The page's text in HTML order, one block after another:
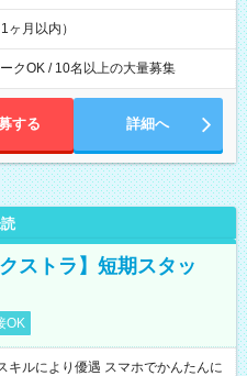
す。
月以内）
クOK / 10名以上の大量募集
する 詳細へ
ストラ】短期スタッ
OK
ルにより優遇 スマホでかんたんに